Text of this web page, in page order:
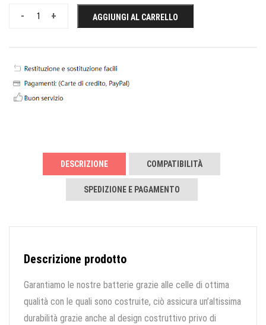
+
- AGGIUNGI AL CARRELLO
DESCRIZIONE COMPATIBILITÀ
SPEDIZIONE E PAGAMENTO
Descrizione prodotto
Garantiamo le nostre batterie grazie alle celle di ottima
qualità con le quali sono costruite, ciò assicura un’altissima
durabilità grazie anche al design costruttivo privo di